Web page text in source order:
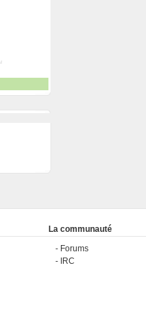
La communauté
Forums
IRC